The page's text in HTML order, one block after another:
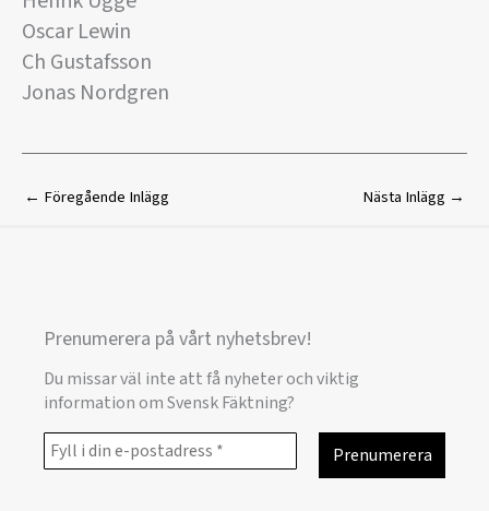
Oscar Lewin
Ch Gustafsson
Jonas Nordgren
← Föregående Inlägg Nästa Inlägg →
Prenumerera på vårt nyhetsbrev!
Du missar väl inte att få nyheter och viktig
information om Svensk Fäktning?